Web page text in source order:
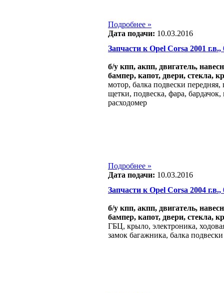
Подробнее »
Дата подачи: 10.03.2016
Запчасти к Opel Corsa 2001 г.в.,
б/у кпп, акпп, двигатель,
бампер, капот, двери, стекла,
мотор, балка подвески
щетки, подвеска, фара,
расходомер
Подробнее »
Дата подачи: 10.03.2016
Запчасти к Opel Corsa 2004 г.в.,
б/у кпп, акпп, двигатель,
бампер, капот, двери, стекла,
ГБЦ, крыло, электроника,
замок багажника, балка